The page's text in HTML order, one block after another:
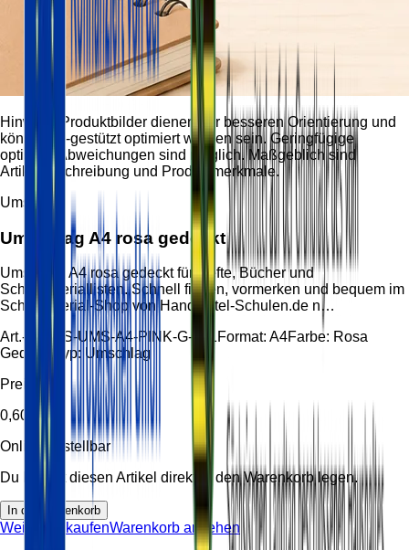
Hinweis:
Produktbilder dienen der besseren Orientierung und
können KI-gestützt optimiert worden sein. Geringfügige
optische Abweichungen sind möglich. Maßgeblich sind
Artikelbeschreibung und Produktmerkmale.
Umschlag
Umschlag A4 rosa gedeckt
Umschlag A4 rosa gedeckt für Hefte, Bücher und
Schulmateriallisten. Schnell finden, vormerken und bequem im
Schulmaterial-Shop von Handzettel-Schulen.de n…
Art.-Nr.: HS-UMS-A4-PINK-G-001Format: A4Farbe: Rosa
Gedeckt Typ: Umschlag
Preis
0,60 €
Online bestellbar
Du kannst diesen Artikel direkt in den Warenkorb legen.
In den Warenkorb
Weiter einkaufenWarenkorb ansehen